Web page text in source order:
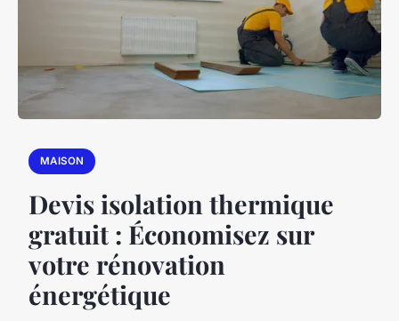
MAISON
Devis isolation thermique
gratuit : Économisez sur
votre rénovation
énergétique